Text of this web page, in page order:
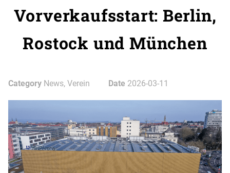
Vorverkaufsstart: Berlin,
Rostock und München
Category News, Verein Date 2026-03-11